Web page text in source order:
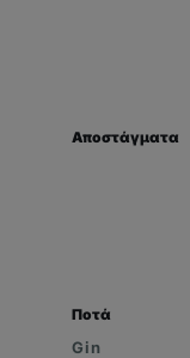
Αποστάγματα
Ποτά
Gin